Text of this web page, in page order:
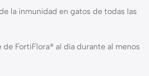
la inmunidad en gatos de todas las
FortiFlora® al día durante al menos